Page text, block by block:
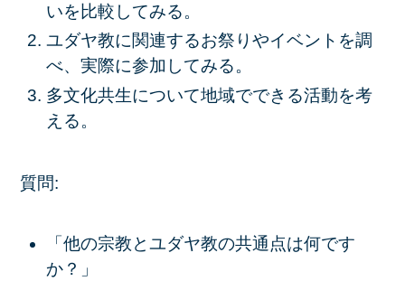
いを比較してみる。
ユダヤ教に関連するお祭りやイベントを調
べ、実際に参加してみる。
多文化共生について地域でできる活動を考
える。
質問:
「他の宗教とユダヤ教の共通点は何です
か？」